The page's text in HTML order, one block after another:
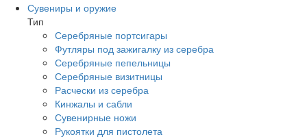
Сувениры и оружие
Тип
Серебряные портсигары
Футляры под зажигалку из серебра
Серебряные пепельницы
Серебряные визитницы
Расчески из серебра
Кинжалы и сабли
Сувенирные ножи
Рукоятки для пистолета